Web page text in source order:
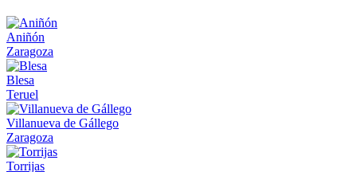
Aniñón
Zaragoza
Blesa
Teruel
Villanueva de Gállego
Zaragoza
Torrijas